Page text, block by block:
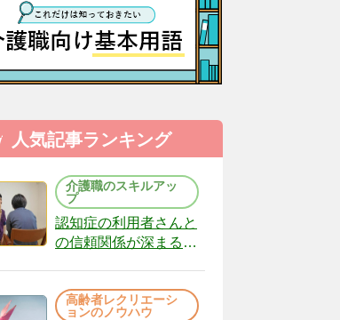
人気記事ランキング
介護職のスキルアッ
プ
認知症の利用者さんと
の信頼関係が深まる声
（22）
高齢者レクリエーシ
ョンのノウハウ